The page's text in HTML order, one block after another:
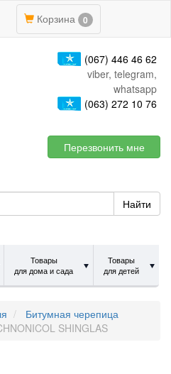
Корзина 0
(067) 446 46 62
viber, telegram,
whatsapp
(063) 272 10 76
Перезвонить мне
Найти
Товары
для дома и сада
Товары
для детей
Битумная черепица
SHINGLAS